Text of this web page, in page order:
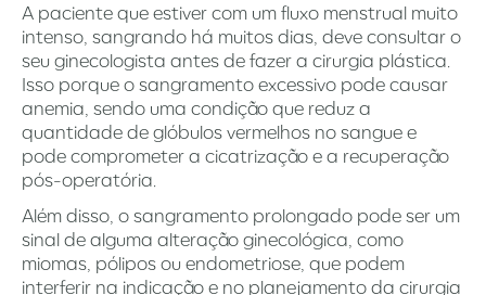
A paciente que estiver com um fluxo menstrual muito
intenso, sangrando há muitos dias, deve consultar o
seu ginecologista antes de fazer a cirurgia plástica.
Isso porque o sangramento excessivo pode causar
anemia, sendo uma condição que reduz a
quantidade de glóbulos vermelhos no sangue e
pode comprometer a cicatrização e a recuperação
pós-operatória.
Além disso, o sangramento prolongado pode ser um
sinal de alguma alteração ginecológica, como
miomas, pólipos ou endometriose, que podem
interferir na indicação e no planejamento da cirurgia